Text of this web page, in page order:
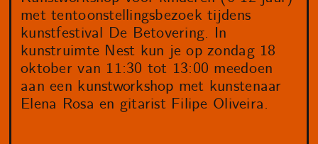
met tentoonstellingsbezoek tijdens
kunstfestival De Betovering. In
kunstruimte Nest kun je op zondag 18
oktober van 11:30 tot 13:00 meedoen
aan een kunstworkshop met kunstenaar
Elena Rosa en gitarist Filipe Oliveira.